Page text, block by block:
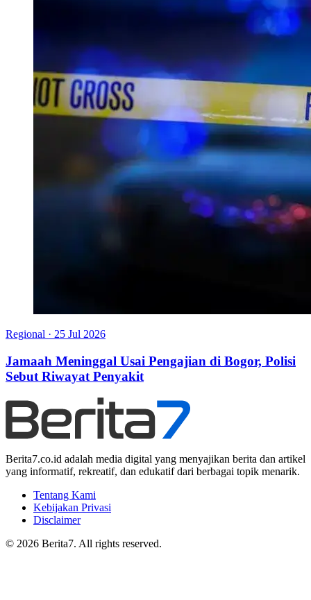
Regional · 25 Jul 2026
Jamaah Meninggal Usai Pengajian di Bogor, Polisi
Sebut Riwayat Penyakit
Berita7.co.id adalah media digital yang menyajikan berita dan artikel
yang informatif, rekreatif, dan edukatif dari berbagai topik menarik.
Tentang Kami
Kebijakan Privasi
Disclaimer
© 2026 Berita7. All rights reserved.